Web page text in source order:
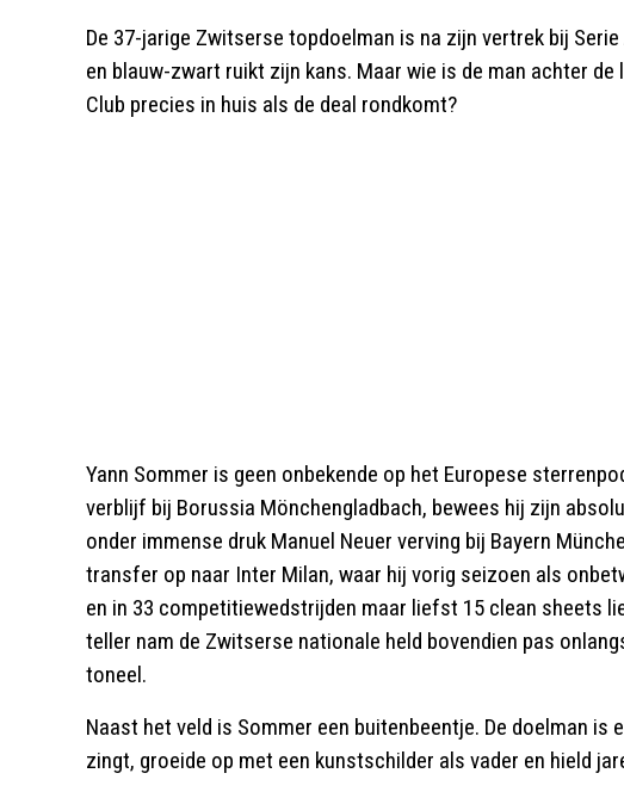
De 37-jarige Zwitserse topdoelman is na zijn vertrek bij
en blauw-zwart ruikt zijn kans. Maar wie is de man achter
Club precies in huis als de deal rondkomt?
Yann Sommer is geen onbekende op het Europese
verblijf bij Borussia Mönchengladbach, bewees hij zijn
onder immense druk Manuel Neuer verving bij Bayern
transfer op naar Inter Milan, waar hij vorig seizoen als
en in 33 competitiewedstrijden maar liefst 15 clean sheets
teller nam de Zwitserse nationale held bovendien pas
toneel.
Naast het veld is Sommer een buitenbeentje. De doelman is
zingt, groeide op met een kunstschilder als vader en hield